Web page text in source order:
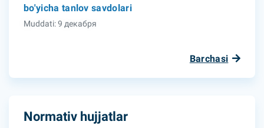
bo'yicha tanlov savdolari
Muddati: 9 декабря
Barchasi
Normativ hujjatlar